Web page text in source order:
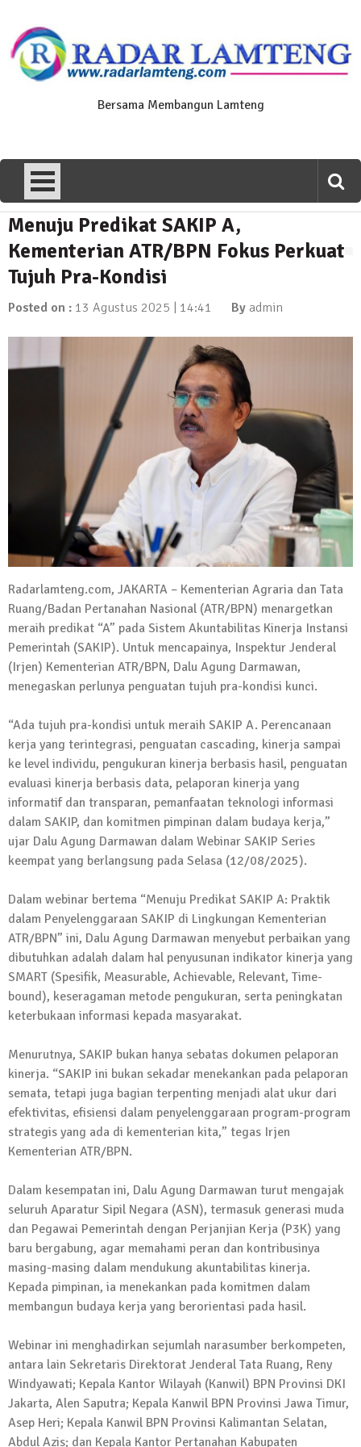
content
Bersama Membangun Lamteng
News Flash
Polres Lamteng Gelar Upacara
Peringatan Hari Pahlawan, Teladani
Semangat Pengorbanan untuk Bangsa
10 November 2025 | 14:07
News Flash
Puluhan Warga Dusun III Geruduk
Balai Kampung Pujobasuki, Tuntut
Kadus Untuk Mundur
4 September 2025 | 15:40
iklan ucapan HUT RI
20 Agustus 2025 | 14:43
News Flash
Maling Jebol Plafon Konter HP di
Rumbia, Pelaku Ditangkap di Lamtim
26 Juli 2025 | 10:33
Kejari Geledah Kantor Disporapar
Lamteng Terkait Dugaan Korupsi Dana
Hibah Koni
16 Oktober 2024 | 05:27
News Flash
Berikut Jadwal Debat Kandidat Cabup-
Cawabup Lampung Tengah
13 Oktober 2024 | 12:22
News Flash
Jumat Berkah SMSI Tulang Bawang
Sasar Sejumlah Warga Kurang Mampu
12 Juli 2024 | 15:15
News Flash
Dengan Semangat Muda, Ida Bagus
Penjaringan Balonkada di DPC PDI P
Lamtim
1 Mei 2024 | 12:10
News Flash
Melalui Dumas, Ketua SMSI Waykanan
Laporkan Kasus Pengeroyokan yang
Dialaminya ke Propam Polda Lampung
News Flash
Anggota MPR-RI I Komang Koheri
Kembali Laksanakan Sosialisasi 4 Pilar
Kebangsaan, Kali Ini Digelar di Tubaba
2 Februari 2024 | 11:48
Menuju Predikat SAKIP A,
Kementerian ATR/BPN Fokus Perkuat
Tujuh Pra-Kondisi
Posted on : 13 Agustus 2025 | 14:41 By admin
Radarlamteng.com, JAKARTA – Kementerian Agraria dan Tata
Ruang/Badan Pertanahan Nasional (ATR/BPN) menargetkan
meraih predikat “A” pada Sistem Akuntabilitas Kinerja Instansi
Pemerintah (SAKIP). Untuk mencapainya, Inspektur Jenderal
(Irjen) Kementerian ATR/BPN, Dalu Agung Darmawan,
menegaskan perlunya penguatan tujuh pra-kondisi kunci.
“Ada tujuh pra-kondisi untuk meraih SAKIP A. Perencanaan
kerja yang terintegrasi, penguatan cascading, kinerja sampai
ke level individu, pengukuran kinerja berbasis hasil, penguatan
evaluasi kinerja berbasis data, pelaporan kinerja yang
informatif dan transparan, pemanfaatan teknologi informasi
dalam SAKIP, dan komitmen pimpinan dalam budaya kerja,”
ujar Dalu Agung Darmawan dalam Webinar SAKIP Series
keempat yang berlangsung pada Selasa (12/08/2025).
Dalam webinar bertema “Menuju Predikat SAKIP A: Praktik
dalam Penyelenggaraan SAKIP di Lingkungan Kementerian
ATR/BPN” ini, Dalu Agung Darmawan menyebut perbaikan yang
dibutuhkan adalah dalam hal penyusunan indikator kinerja yang
SMART (Spesifik, Measurable, Achievable, Relevant, Time-
bound), keseragaman metode pengukuran, serta peningkatan
keterbukaan informasi kepada masyarakat.
Menurutnya, SAKIP bukan hanya sebatas dokumen pelaporan
kinerja. “SAKIP ini bukan sekadar menekankan pada pelaporan
semata, tetapi juga bagian terpenting menjadi alat ukur dari
efektivitas, efisiensi dalam penyelenggaraan program-program
strategis yang ada di kementerian kita,” tegas Irjen
Kementerian ATR/BPN.
Dalam kesempatan ini, Dalu Agung Darmawan turut mengajak
seluruh Aparatur Sipil Negara (ASN), termasuk generasi muda
dan Pegawai Pemerintah dengan Perjanjian Kerja (P3K) yang
baru bergabung, agar memahami peran dan kontribusinya
masing-masing dalam mendukung akuntabilitas kinerja.
Kepada pimpinan, ia menekankan pada komitmen dalam
membangun budaya kerja yang berorientasi pada hasil.
Webinar ini menghadirkan sejumlah narasumber berkompeten,
antara lain Sekretaris Direktorat Jenderal Tata Ruang, Reny
Windyawati; Kepala Kantor Wilayah (Kanwil) BPN Provinsi DKI
Jakarta, Alen Saputra; Kepala Kanwil BPN Provinsi Jawa Timur,
Asep Heri; Kepala Kanwil BPN Provinsi Kalimantan Selatan,
Abdul Azis; dan Kepala Kantor Pertanahan Kabupaten